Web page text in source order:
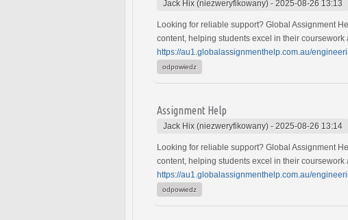
Jack Hix (niezweryfikowany) - 2025-08-26 13:13
Looking for reliable support? Global Assignment
content, helping students excel in their coursework
https://au1.globalassignmenthelp.com.au/
odpowiedz
Assignment Help
Jack Hix (niezweryfikowany) - 2025-08-26 13:14
Looking for reliable support? Global Assignment
content, helping students excel in their coursework
https://au1.globalassignmenthelp.com.au/
odpowiedz